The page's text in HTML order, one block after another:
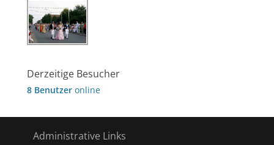
Derzeitige Besucher
8 Benutzer online
Administrative Links